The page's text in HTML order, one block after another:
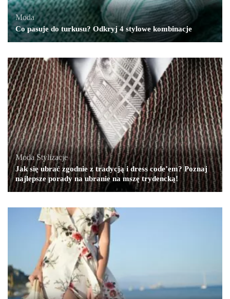
Moda
Co pasuje do turkusu? Odkryj 4 stylowe kombinacje
Moda,Stylizacje
Jak się ubrać zgodnie z tradycją i dress code’em? Poznaj
najlepsze porady na ubranie na mszę trydencką!